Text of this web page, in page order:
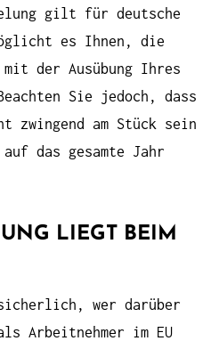
gilt für deutsche
es Ihnen, die
mit der Ausübung Ihres
Sie jedoch, dass
zwingend am Stück sein
das gesamte Jahr
LIEGT BEIM
wer darüber
Arbeitnehmer im EU